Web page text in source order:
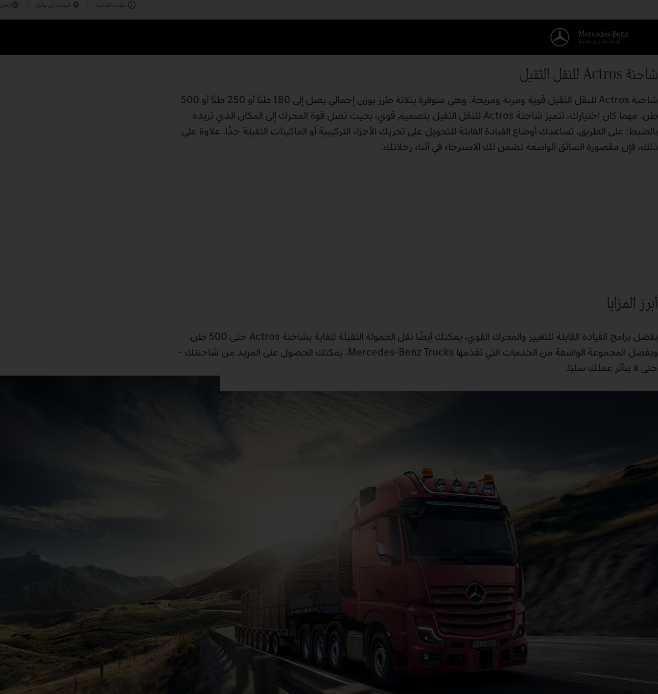
مقدم الخدمة البحث عن وكيل عُمان
شاحنة Actros للنقل الثقيل
شاحنة Actros للنقل الثقيل قوية ومرنة ومريحة. وهي متوفرة بثلاثة طرز بوزن إجمالي يصل إلى 180 طنًا أو 250 طنًا أو 500
طن. مهما كان اختيارك، تتميز شاحنة Actros للنقل الثقيل بتصميم قوي، بحيث تصل قوة المحرك إلى المكان الذي تريده
بالضبط: على الطريق. تساعدك أوضاع القيادة القابلة للتحويل على تحريك الأجزاء التركيبية أو الماكينات الثقيلة جدًا. علاوة على
ذلك، فإن مقصورة السائق الواسعة تضمن لك الاسترخاء في أثناء رحلاتك.
أبرز المزايا
بفضل برامج القيادة القابلة للتغيير والمحرك القوي، يمكنك أيضًا نقل الحمولة الثقيلة للغاية بشاحنة Actros حتى 500 طن.
وبفضل المجموعة الواسعة من الخدمات التي تقدمها Mercedes‑Benz Trucks، يمكنك الحصول على المزيد من شاحنتك –
حتى لا يتأثر عملك سلبًا.